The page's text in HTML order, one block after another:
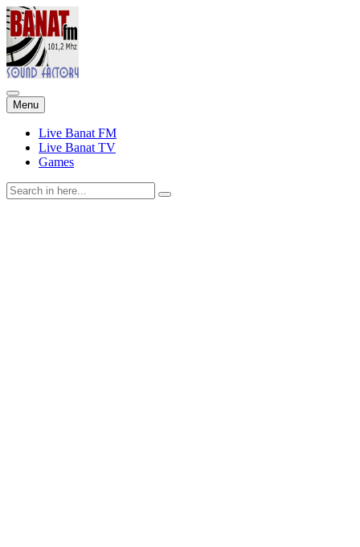
Menu Skip
to
content
Live Banat FM
Live Banat TV
Games
Search
for: